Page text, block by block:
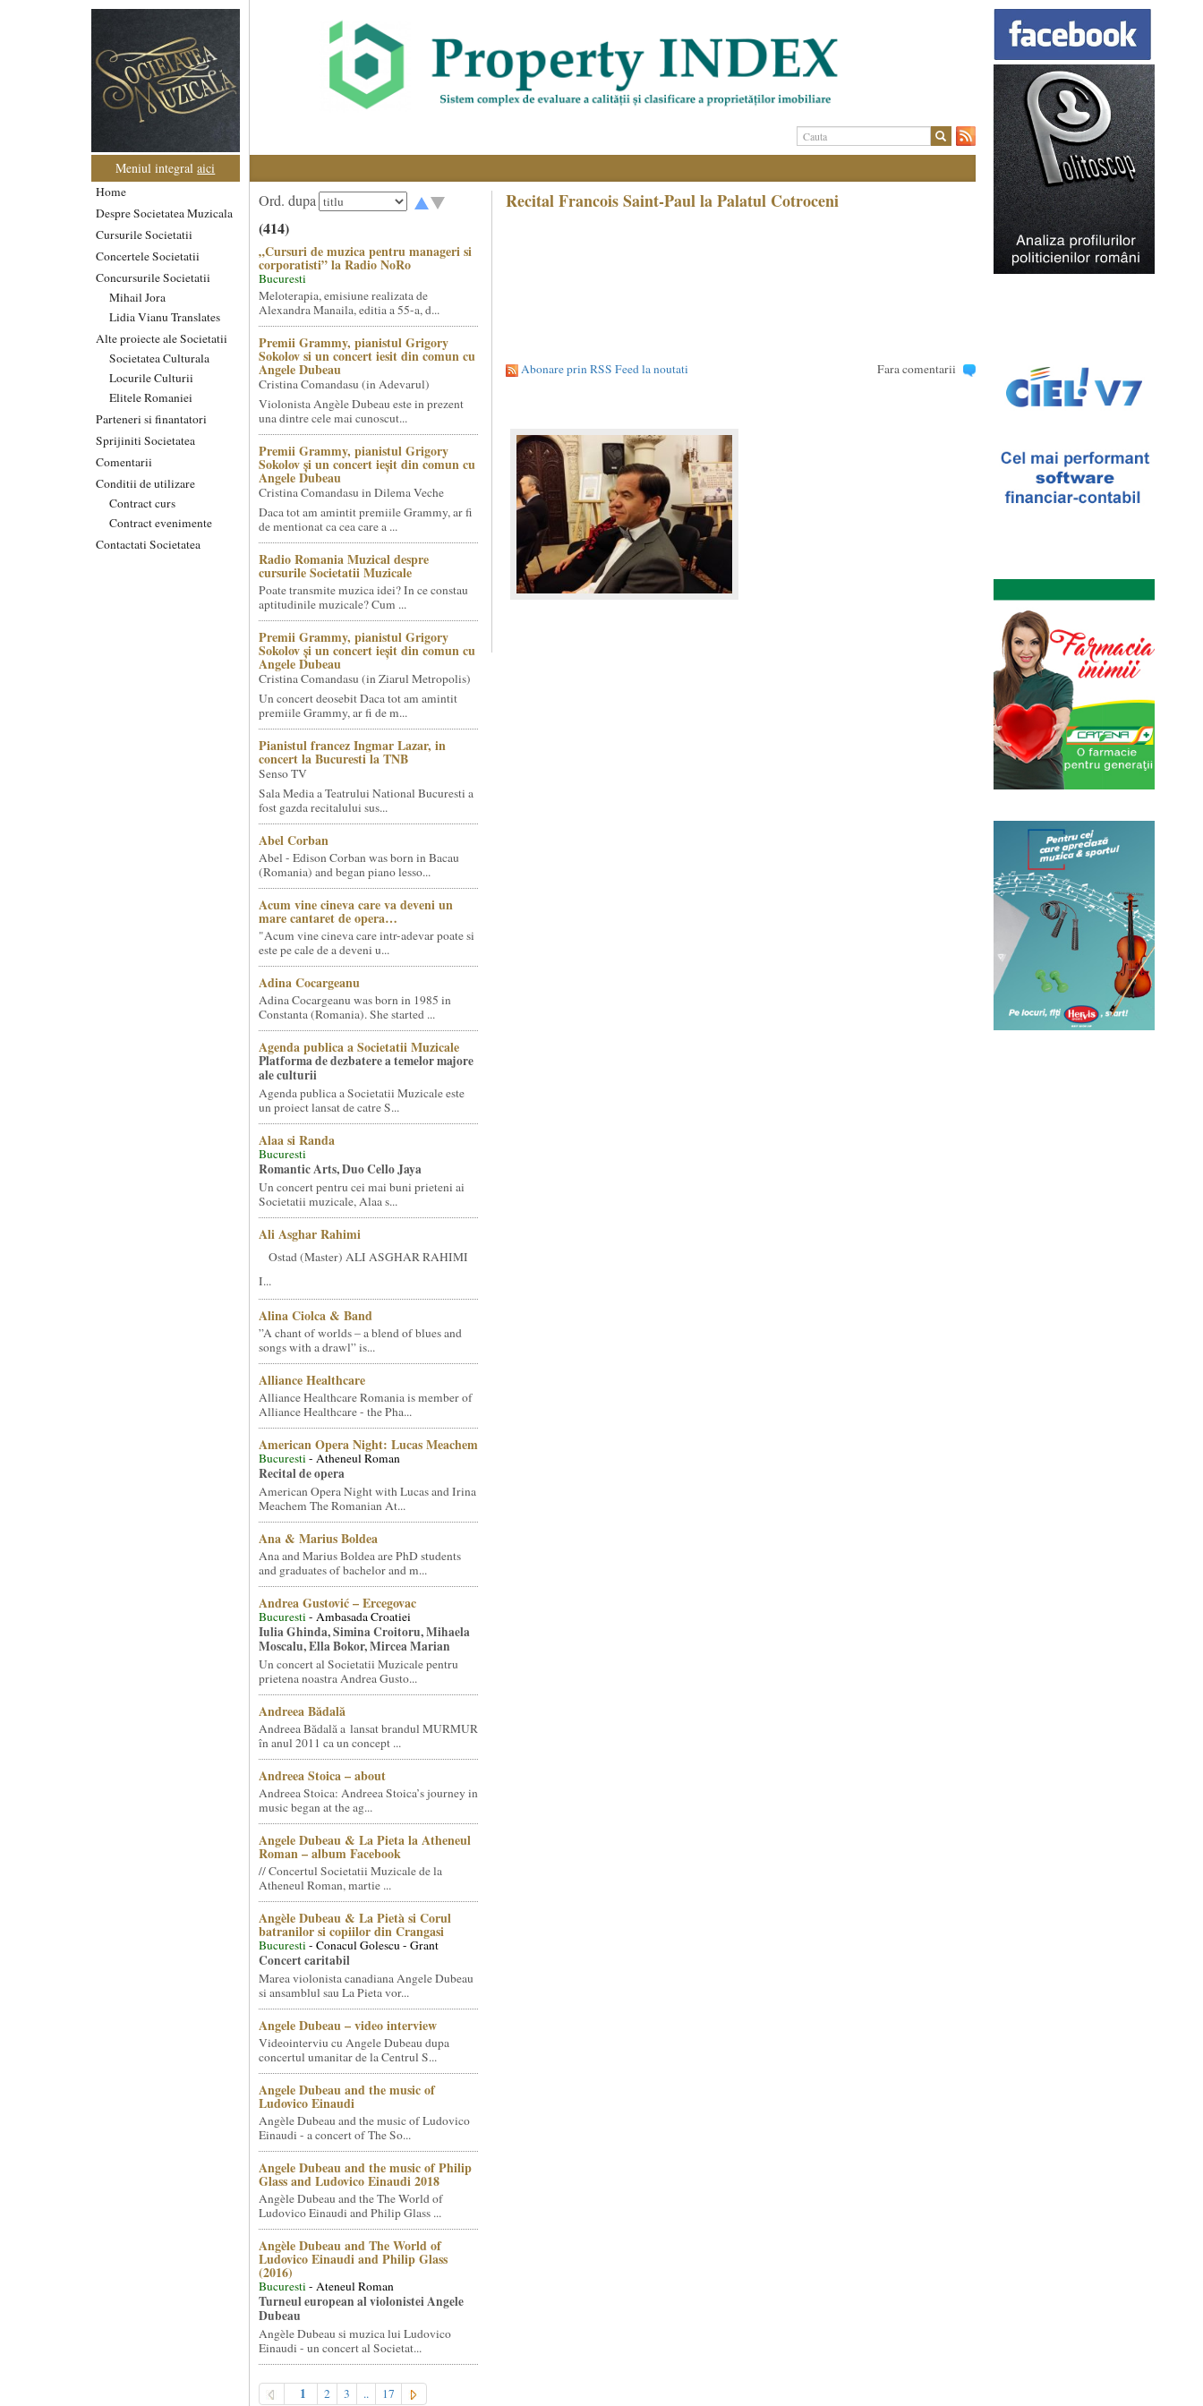
Meniul integralaici
Home
Despre Societatea Muzicala
Cursurile Societatii
Concertele Societatii
Concursurile Societatii
Mihail Jora
Lidia Vianu Translates
Alte proiecte ale Societatii
Societatea Culturala
Locurile Culturii
Elitele Romaniei
Parteneri si finantatori
Sprijiniti Societatea
Comentarii
Conditii de utilizare
Contract curs
Contract evenimente
Contactati Societatea
Ord. dupa
(414)
„Cursuri de muzica pentru manageri si
corporatisti” la Radio NoRo
Bucuresti
Meloterapia, emisiune realizata de
Alexandra Manaila, editia a 55-a, d...
Premii Grammy, pianistul Grigory
Sokolov si un concert iesit din comun cu
Angele Dubeau
Cristina Comandasu (in Adevarul)
Violonista Angèle Dubeau este in prezent
una dintre cele mai cunoscut...
Premii Grammy, pianistul Grigory
Sokolov și un concert ieșit din comun cu
Angele Dubeau
Cristina Comandasu in Dilema Veche
Daca tot am amintit premiile Grammy, ar fi
de mentionat ca cea care a ...
Radio Romania Muzical despre
cursurile Societatii Muzicale
Poate transmite muzica idei? In ce constau
aptitudinile muzicale? Cum ...
Premii Grammy, pianistul Grigory
Sokolov și un concert ieșit din comun cu
Angele Dubeau
Cristina Comandasu (in Ziarul Metropolis)
Un concert deosebit Daca tot am amintit
premiile Grammy, ar fi de m...
Pianistul francez Ingmar Lazar, in
concert la Bucuresti la TNB
Senso TV
Sala Media a Teatrului National Bucuresti a
fost gazda recitalului sus...
Abel Corban
Abel - Edison Corban was born in Bacau
(Romania) and began piano lesso...
Acum vine cineva care va deveni un
mare cantaret de opera…
"Acum vine cineva care intr-adevar poate si
este pe cale de a deveni u...
Adina Cocargeanu
Adina Cocargeanu was born in 1985 in
Constanta (Romania). She started ...
Agenda publica a Societatii Muzicale
Platforma de dezbatere a temelor majore
ale culturii
Agenda publica a Societatii Muzicale este
un proiect lansat de catre S...
Alaa si Randa
Bucuresti
Romantic Arts, Duo Cello Jaya
Un concert pentru cei mai buni prieteni ai
Societatii muzicale, Alaa s...
Ali Asghar Rahimi
Ostad (Master) ALI ASGHAR RAHIMI
I...
Alina Ciolca & Band
”A chant of worlds – a blend of blues and
songs with a drawl” is...
Alliance Healthcare
Alliance Healthcare Romania is member of
Alliance Healthcare - the Pha...
American Opera Night: Lucas Meachem
Bucuresti- Atheneul Roman
Recital de opera
American Opera Night with Lucas and Irina
Meachem The Romanian At...
Ana & Marius Boldea
Ana and Marius Boldea are PhD students
and graduates of bachelor and m...
Andrea Gustović – Ercegovac
Bucuresti- Ambasada Croatiei
Iulia Ghinda, Simina Croitoru, Mihaela
Moscalu, Ella Bokor, Mircea Marian
Un concert al Societatii Muzicale pentru
prietena noastra Andrea Gusto...
Andreea Bădală
Andreea Bădală a lansat brandul MURMUR
în anul 2011 ca un concept ...
Andreea Stoica – about
Andreea Stoica: Andreea Stoica’s journey in
music began at the ag...
Angele Dubeau & La Pieta la Atheneul
Roman – album Facebook
// Concertul Societatii Muzicale de la
Atheneul Roman, martie ...
Angèle Dubeau & La Pietà si Corul
batranilor si copiilor din Crangasi
Bucuresti- Conacul Golescu - Grant
Concert caritabil
Marea violonista canadiana Angele Dubeau
si ansamblul sau La Pieta vor...
Angele Dubeau – video interview
Videointerviu cu Angele Dubeau dupa
concertul umanitar de la Centrul S...
Angele Dubeau and the music of
Ludovico Einaudi
Angèle Dubeau and the music of Ludovico
Einaudi - a concert of The So...
Angele Dubeau and the music of Philip
Glass and Ludovico Einaudi 2018
Angèle Dubeau and the The World of
Ludovico Einaudi and Philip Glass ...
Angèle Dubeau and The World of
Ludovico Einaudi and Philip Glass
(2016)
Bucuresti- Ateneul Roman
Turneul european al violonistei Angele
Dubeau
Angèle Dubeau si muzica lui Ludovico
Einaudi - un concert al Societat...
1 2 3 .. 17
Recital Francois Saint-Paul la Palatul Cotroceni
Abonare prin RSS Feed la noutati Fara comentarii